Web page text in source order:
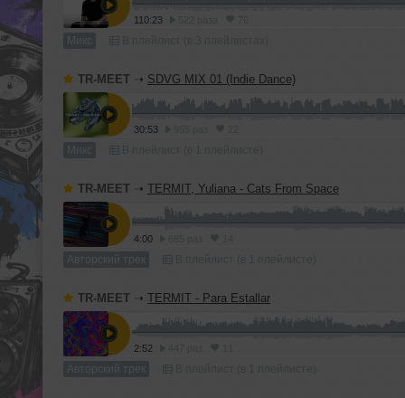
110:23
Микс
TR-MEET ➝ SDVG MIX 01 (Indie Dance)
30:53
Микс
TR-MEET ➝ TERMIT, Yuliana - Cats From Space
4:00
Авторский трек
TR-MEET ➝ TERMIT - Para Estallar
2:52
Авторский трек